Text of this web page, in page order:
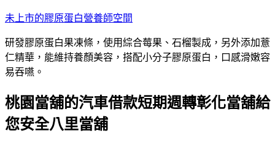
跳
主
要
內
未上市的膠原蛋白營養師空間
研發膠原蛋白果凍條，使用綜合莓果、石榴製成，另外添加薏
仁精華，能維持養顏美容，搭配小分子膠原蛋白，口感滑嫩容
易吞嚥。
桃園當舖的汽車借款短期週轉彰化當舖給
您安全八里當舖